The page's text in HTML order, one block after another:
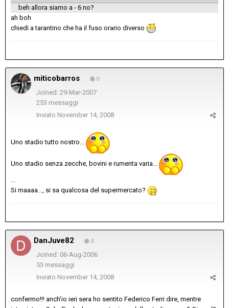
beh allora siamo a - 6 no?
ah boh
chiedi a tarantino che ha il fuso orario diverso
miticobarros 0
Joined: 29-Mar-2007
253 messaggi
Inviato November 14, 2008
Uno stadio tutto nostro...
Uno stadio senza zecche, bovini e rumenta varia...
...
Si maaaa..., si sa qualcosa del supermercato?
DanJuve82 0
Joined: 06-Aug-2006
53 messaggi
Inviato November 14, 2008
confermo!!! anch'io ieri sera ho sentito Federico Ferri dire, mentre